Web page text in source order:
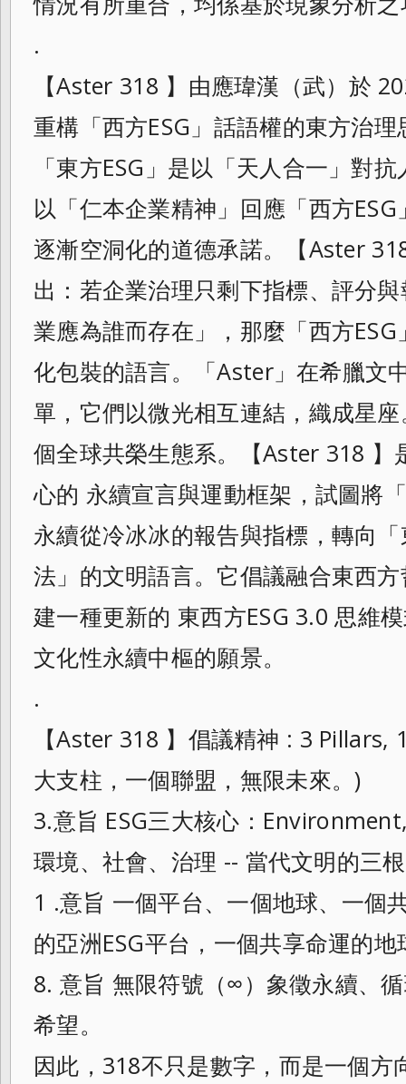
.
【Aster 318 】由應瑋漢（武）於
重構「西方ESG」話語權的東方治
「東方ESG」是以「天人合一」對
以「仁本企業精神」回應「西方
逐漸空洞化的道德承諾。【Aster
出：若企業治理只剩下指標、評分
業應為誰而存在」，那麼「西方
化包裝的語言。「Aster」在希臘文
單，它們以微光相互連結，織成星
個全球共榮生態系。【Aster 318 】
心的 永續宣言與運動框架，試圖將
永續從冷冰冰的報告與指標，轉向
法」的文明語言。它倡議融合東西
建一種更新的 東西方ESG 3.0 思維
文化性永續中樞的願景。
.
【Aster 318 】倡議精神 : 3
大支柱，一個聯盟，無限未來。)
3.意旨 ESG三大核心：
環境、社會、治理 -- 當代文明的三
1 .意旨 一個平台、一個地球、一個
的亞洲ESG平台，一個共享命運的地
8. 意旨 無限符號（∞）象徵永續、
希望。
因此，318不只是數字，而是一個方